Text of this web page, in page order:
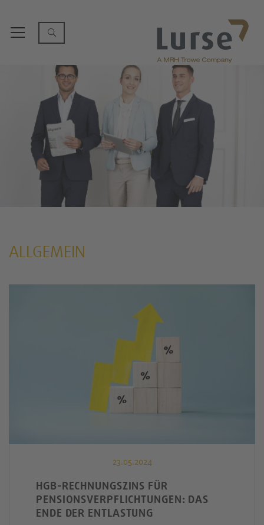
ALLGEMEIN
23.05.2024
HGB-RECHNUNGSZINS FÜR
PENSIONSVERPFLICHTUNGEN: DAS
ENDE DER ENTLASTUNG